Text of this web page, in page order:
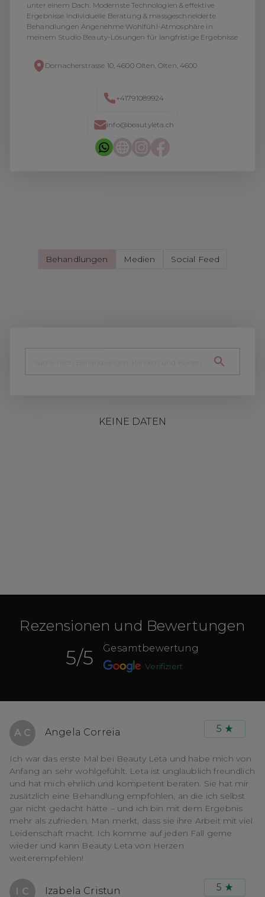
unter einem Dach. Modernste Technologien & effektive
Ergebnisse Individuelle Beratung & massgeschneiderte
Behandlungen Angenehme Wohlfühl-Atmosphäre in
meinem Studio Beauty-Lösungen für langfristige Ergebnisse
Dornacherstrasse 10, 4600 Olten, Olten, 4600
+41791089924
info@beautyleta.ch
Behandlungen Medien Social Feed
KEINE DATEN
Rezensionen und Bewertungen
5/5 Gesamtbewertung
Verifiziert
A C Angela Correia 5
Ich war das erste Mal bei Beauty Leta und habe mich von
Anfang an sehr wohlgefühlt. Leta ist unglaublich freundlich
und hat mich ehrlich und kompetent beraten. Sie hat mir
zusätzlich eine Behandlung empfohlen, an die ich selbst
gar nicht gedacht hätte – und ich bin mit dem Ergebnis
mehr als zufrieden. Man merkt, dass sie ihre Arbeit mit viel
Leidenschaft macht. Ich komme auf jeden Fall gerne
wieder und kann Beauty Leta von Herzen
weiterempfehlen!
I C Izabela Cristun 5